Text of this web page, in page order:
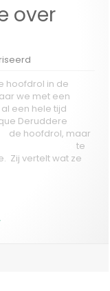
over
hoofdrol in de
we met een
een hele tijd
Deruddere
de hoofdrol, maar
te
Zij vertelt wat ze